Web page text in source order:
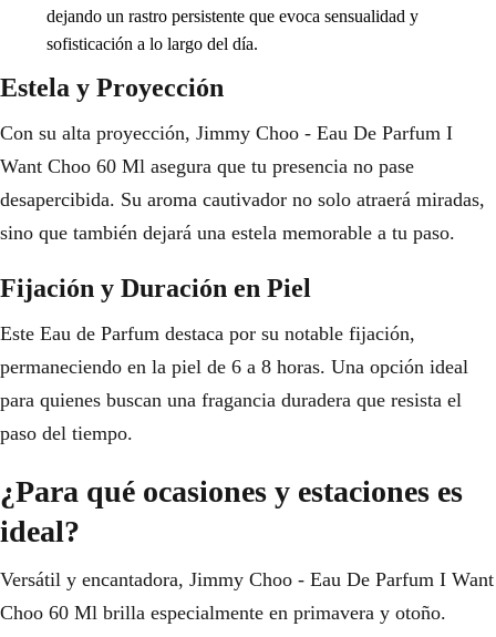
dejando un rastro persistente que evoca sensualidad y
sofisticación a lo largo del día.
Estela y Proyección
Con su alta proyección, Jimmy Choo - Eau De Parfum I
Want Choo 60 Ml asegura que tu presencia no pase
desapercibida. Su aroma cautivador no solo atraerá miradas,
sino que también dejará una estela memorable a tu paso.
Fijación y Duración en Piel
Este Eau de Parfum destaca por su notable fijación,
permaneciendo en la piel de 6 a 8 horas. Una opción ideal
para quienes buscan una fragancia duradera que resista el
paso del tiempo.
¿Para qué ocasiones y estaciones es
ideal?
Versátil y encantadora, Jimmy Choo - Eau De Parfum I Want
Choo 60 Ml brilla especialmente en primavera y otoño.